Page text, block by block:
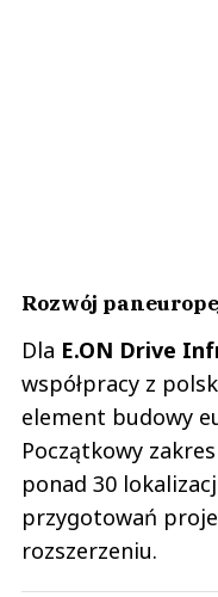
Rozwój
Dla E.ON Drive
współpracy z
element budowy
Początkowy
ponad 30
przygotowań
rozszerzeniu.